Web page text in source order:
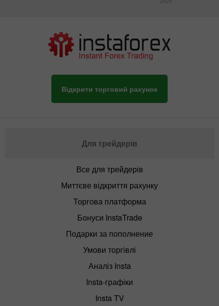
Відкрити торговий рахунок
Для трейдерів
Все для трейдерів
Миттєве відкриття рахунку
Торгова платформа
Бонуси InstaTrade
Подарки за пополнение
Умови торгівлі
Аналіз Insta
Insta-графіки
Insta TV